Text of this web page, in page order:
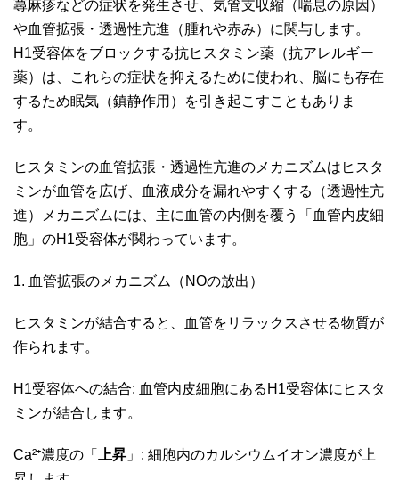
蕁麻疹などの症状を発生させ、気管支収縮（喘息の原因）
や血管拡張・透過性亢進（腫れや赤み）に関与します。
H1受容体をブロックする抗ヒスタミン薬（抗アレルギー
薬）は、これらの症状を抑えるために使われ、脳にも存在
するため眠気（鎮静作用）を引き起こすこともありま
す。
ヒスタミンの血管拡張・透過性亢進のメカニズムはヒスタ
ミンが血管を広げ、血液成分を漏れやすくする（透過性亢
進）メカニズムには、主に血管の内側を覆う「血管内皮細
胞」のH1受容体が関わっています。
1. 血管拡張のメカニズム（NOの放出）
ヒスタミンが結合すると、血管をリラックスさせる物質が
作られます。
H1受容体への結合: 血管内皮細胞にあるH1受容体にヒスタ
ミンが結合します。
Ca²⁺濃度の「 上昇 」: 細胞内のカルシウムイオン濃度が上